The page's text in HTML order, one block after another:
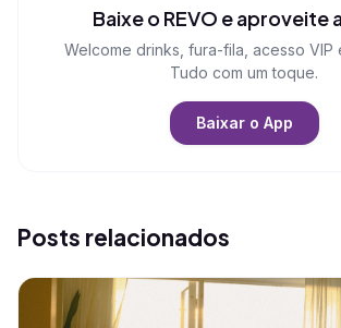
Baixe o REVO e aproveite
Welcome drinks, fura-fila, acesso VIP
Tudo com um toque.
Baixar o App
Posts relacionados